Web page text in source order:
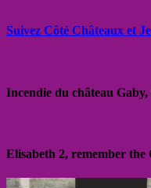
Suivez Côté Châteaux et
Incendie du château
Elisabeth 2, remember the